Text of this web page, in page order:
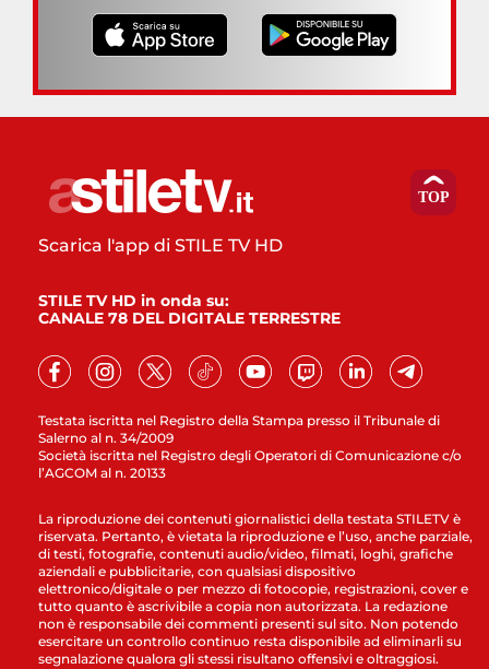
Testata iscritta nel Registro della Stampa presso il Tribunale di
Salerno al n. 34/2009
Società iscritta nel Registro degli Operatori di Comunicazione c/o
l’AGCOM al n. 20133
Scarica l'app di STILE TV HD
STILE TV HD in onda su:
CANALE 78 DEL DIGITALE TERRESTRE
La riproduzione dei contenuti giornalistici della testata STILETV è
riservata. Pertanto, è vietata la riproduzione e l’uso, anche parziale,
di testi, fotografie, contenuti audio/video, filmati, loghi, grafiche
aziendali e pubblicitarie, con qualsiasi dispositivo
elettronico/digitale o per mezzo di fotocopie, registrazioni, cover e
tutto quanto è ascrivibile a copia non autorizzata. La redazione
non è responsabile dei commenti presenti sul sito. Non potendo
esercitare un controllo continuo resta disponibile ad eliminarli su
segnalazione qualora gli stessi risultano offensivi e oltraggiosi.